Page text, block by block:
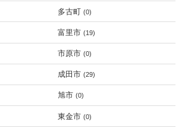
多古町 (0)
富里市 (19)
市原市 (0)
成田市 (29)
旭市 (0)
東金市 (0)